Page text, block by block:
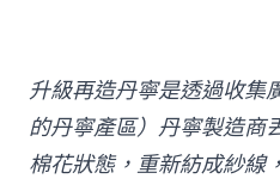
升級再造丹寧是透過收集
的丹寧產區）丹寧製造商
棉花狀態，重新紡成紗線